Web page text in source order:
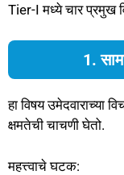
Tier-I मध्ये चार प्रमुख
1.
हा विषय उमेदवाराच्या
क्षमतेची चाचणी घेतो.
महत्त्वाचे घटक: